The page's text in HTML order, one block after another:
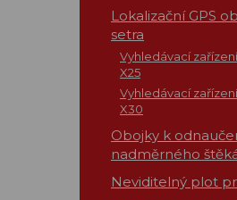
Lokalizační GPS
setra
Vyhledávací
X25
Vyhledávací
X30
Obojky k
nadměrného
Neviditelný plot